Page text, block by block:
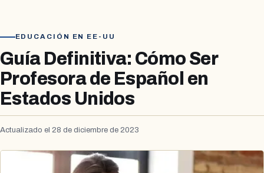
EDUCACIÓN EN EE-UU
Guía Definitiva: Cómo Ser
Profesora de Español en
Estados Unidos
Actualizado el 28 de diciembre de 2023